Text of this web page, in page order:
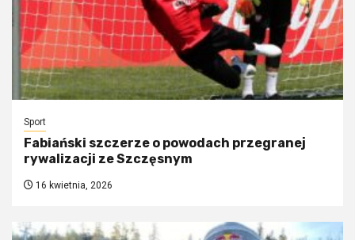
Sport
Fabiański szczerze o powodach przegranej
rywalizacji ze Szczęsnym
16 kwietnia, 2026